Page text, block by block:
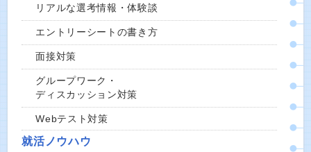
リアルな選考情報・体験談
エントリーシートの書き方
面接対策
グループワーク・
ディスカッション対策
Webテスト対策
就活ノウハウ